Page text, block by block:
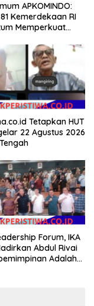
APKOMINDO:
Kemerdekaan RI
Memperkuat
dan Kepastian
Indonesia
Tetapkan HUT
22 Agustus 2026
Forum, IKA
Abdul Rivai
Adalah